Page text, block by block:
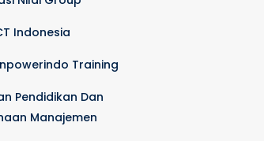
Indonesia
Training
Pendidikan Dan
Manajemen